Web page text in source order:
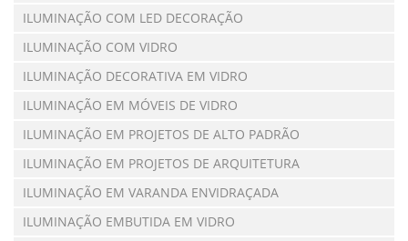
ILUMINAÇÃO COM LED DECORAÇÃO
ILUMINAÇÃO COM VIDRO
ILUMINAÇÃO DECORATIVA EM VIDRO
ILUMINAÇÃO EM MÓVEIS DE VIDRO
ILUMINAÇÃO EM PROJETOS DE ALTO PADRÃO
ILUMINAÇÃO EM PROJETOS DE ARQUITETURA
ILUMINAÇÃO EM VARANDA ENVIDRAÇADA
ILUMINAÇÃO EMBUTIDA EM VIDRO